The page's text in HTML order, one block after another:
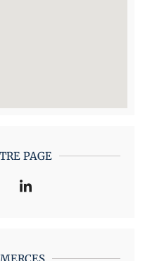
PAGE